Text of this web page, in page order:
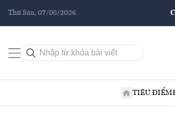
Thứ Sáu, 07/08/2026
TIÊU ĐIỂM